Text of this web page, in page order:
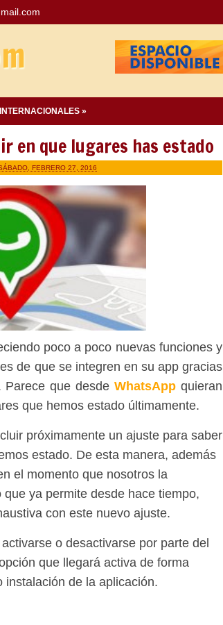
INTERNACIONALES »
en que lugares has estado
FEBRERO 27, 2016
poco a poco nuevas funciones y
de que se integren en su app gracias
Parece que desdeWhatsApp quieran
que hemos estado últimamente.
próximamente un ajuste para saber
estado. De esta manera, además
el momento que nosotros la
ya permite desde hace tiempo,
con este nuevo ajuste.
activarse o desactivarse por parte del
que llegará activa de forma
instalación de la aplicación.